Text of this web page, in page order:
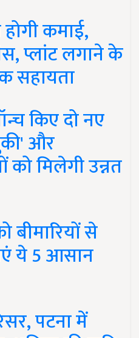
कमाई,
प्लांट लगाने के
सहायता
किए दो नए
और
को मिलेगी उन्नत
से
ये 5 आसान
पटना में